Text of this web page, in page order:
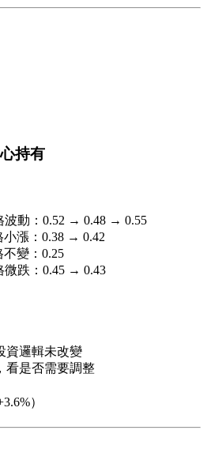
持有
波動：0.52 → 0.48 → 0.55
漲：0.38 → 0.42
變：0.25
微跌：0.45 → 0.43
資邏輯未改變
看是否需要調整
）